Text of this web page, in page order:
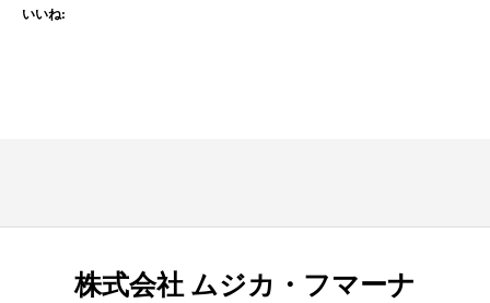
いいね:
株式会社 ムジカ・フマーナ